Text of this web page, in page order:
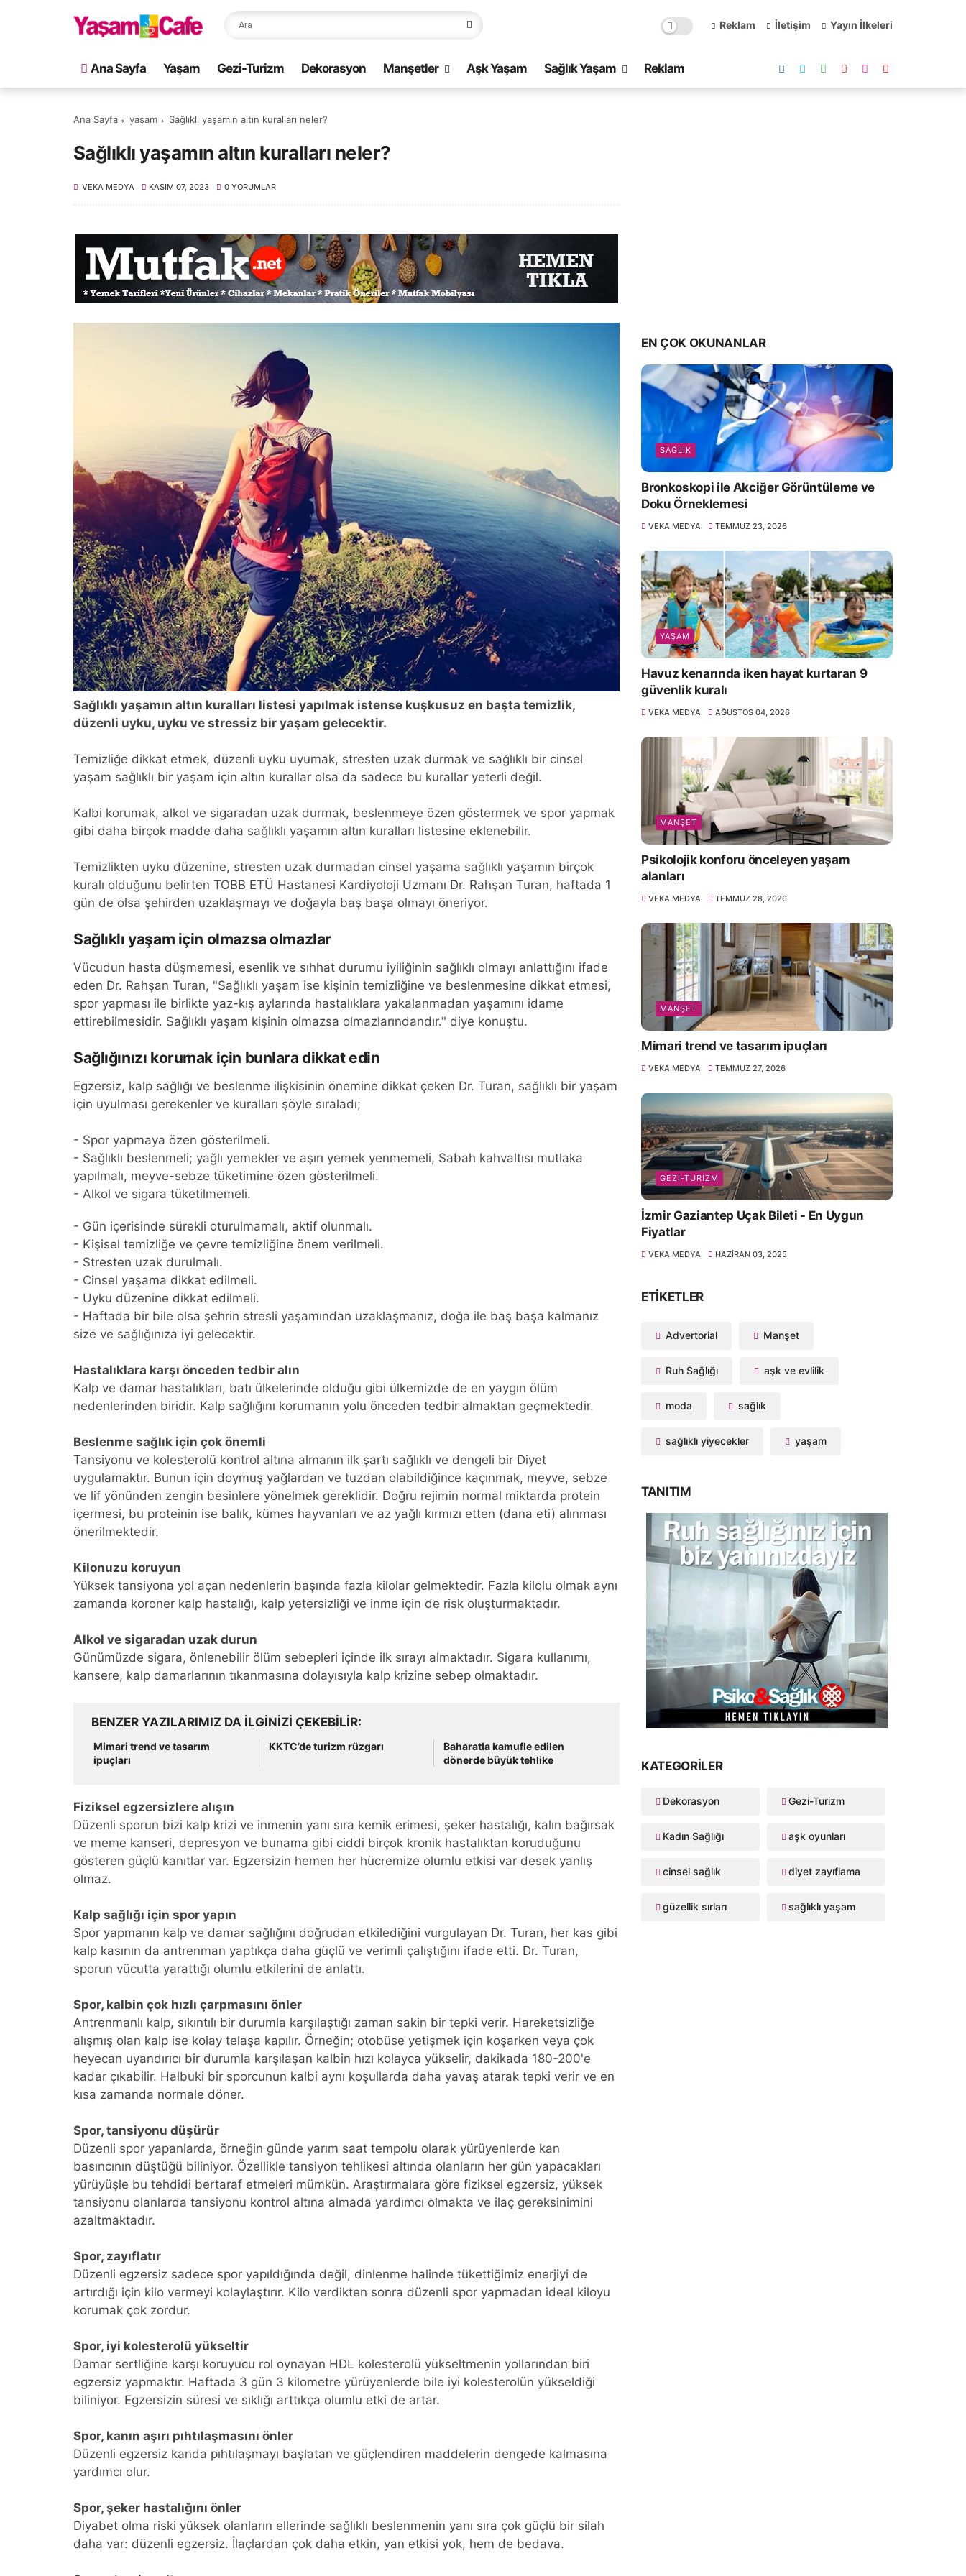
Reklam İletişim Yayın İlkeleri
Ana Sayfa Yaşam Gezi-Turizm Dekorasyon Manşetler Aşk Yaşam Sağlık Yaşam Reklam
Ana Sayfa yaşam Sağlıklı yaşamın altın kuralları neler?
Sağlıklı yaşamın altın kuralları neler?
VEKA MEDYA KASIM 07, 2023 0 YORUMLAR
Sağlıklı yaşamın altın kuralları listesi yapılmak istense kuşkusuz en başta temizlik,
düzenli uyku, uyku ve stressiz bir yaşam gelecektir.
Temizliğe dikkat etmek, düzenli uyku uyumak, stresten uzak durmak ve sağlıklı bir cinsel
yaşam sağlıklı bir yaşam için altın kurallar olsa da sadece bu kurallar yeterli değil.
Kalbi korumak, alkol ve sigaradan uzak durmak, beslenmeye özen göstermek ve spor yapmak
gibi daha birçok madde daha sağlıklı yaşamın altın kuralları listesine eklenebilir.
Temizlikten uyku düzenine, stresten uzak durmadan cinsel yaşama sağlıklı yaşamın birçok
kuralı olduğunu belirten TOBB ETÜ Hastanesi Kardiyoloji Uzmanı Dr. Rahşan Turan, haftada 1
gün de olsa şehirden uzaklaşmayı ve doğayla baş başa olmayı öneriyor.
Sağlıklı yaşam için olmazsa olmazlar
Vücudun hasta düşmemesi, esenlik ve sıhhat durumu iyiliğinin sağlıklı olmayı anlattığını ifade
eden Dr. Rahşan Turan, "Sağlıklı yaşam ise kişinin temizliğine ve beslenmesine dikkat etmesi,
spor yapması ile birlikte yaz-kış aylarında hastalıklara yakalanmadan yaşamını idame
ettirebilmesidir. Sağlıklı yaşam kişinin olmazsa olmazlarındandır." diye konuştu.
Sağlığınızı korumak için bunlara dikkat edin
Egzersiz, kalp sağlığı ve beslenme ilişkisinin önemine dikkat çeken Dr. Turan, sağlıklı bir yaşam
için uyulması gerekenler ve kuralları şöyle sıraladı;
- Spor yapmaya özen gösterilmeli.
- Sağlıklı beslenmeli; yağlı yemekler ve aşırı yemek yenmemeli, Sabah kahvaltısı mutlaka
yapılmalı, meyve-sebze tüketimine özen gösterilmeli.
- Alkol ve sigara tüketilmemeli.
- Gün içerisinde sürekli oturulmamalı, aktif olunmalı.
- Kişisel temizliğe ve çevre temizliğine önem verilmeli.
- Stresten uzak durulmalı.
- Cinsel yaşama dikkat edilmeli.
- Uyku düzenine dikkat edilmeli.
- Haftada bir bile olsa şehrin stresli yaşamından uzaklaşmanız, doğa ile baş başa kalmanız
size ve sağlığınıza iyi gelecektir.
Hastalıklara karşı önceden tedbir alın
Kalp ve damar hastalıkları, batı ülkelerinde olduğu gibi ülkemizde de en yaygın ölüm
nedenlerinden biridir. Kalp sağlığını korumanın yolu önceden tedbir almaktan geçmektedir.
Beslenme sağlık için çok önemli
Tansiyonu ve kolesterolü kontrol altına almanın ilk şartı sağlıklı ve dengeli bir Diyet
uygulamaktır. Bunun için doymuş yağlardan ve tuzdan olabildiğince kaçınmak, meyve, sebze
ve lif yönünden zengin besinlere yönelmek gereklidir. Doğru rejimin normal miktarda protein
içermesi, bu proteinin ise balık, kümes hayvanları ve az yağlı kırmızı etten (dana eti) alınması
önerilmektedir.
Kilonuzu koruyun
Yüksek tansiyona yol açan nedenlerin başında fazla kilolar gelmektedir. Fazla kilolu olmak aynı
zamanda koroner kalp hastalığı, kalp yetersizliği ve inme için de risk oluşturmaktadır.
Alkol ve sigaradan uzak durun
Günümüzde sigara, önlenebilir ölüm sebepleri içinde ilk sırayı almaktadır. Sigara kullanımı,
kansere, kalp damarlarının tıkanmasına dolayısıyla kalp krizine sebep olmaktadır.
BENZER YAZILARIMIZ DA ILGINIZI ÇEKEBILIR
Mimari trend ve tasarım
ipuçları
KKTC’de turizm rüzgarı
Baharatla kamufle edilen
dönerde büyük tehlike
Fiziksel egzersizlere alışın
Düzenli sporun bizi kalp krizi ve inmenin yanı sıra kemik erimesi, şeker hastalığı, kalın bağırsak
ve meme kanseri, depresyon ve bunama gibi ciddi birçok kronik hastalıktan koruduğunu
gösteren güçlü kanıtlar var. Egzersizin hemen her hücremize olumlu etkisi var desek yanlış
olmaz.
Kalp sağlığı için spor yapın
Spor yapmanın kalp ve damar sağlığını doğrudan etkilediğini vurgulayan Dr. Turan, her kas gibi
kalp kasının da antrenman yaptıkça daha güçlü ve verimli çalıştığını ifade etti. Dr. Turan,
sporun vücutta yarattığı olumlu etkilerini de anlattı.
Spor, kalbin çok hızlı çarpmasını önler
Antrenmanlı kalp, sıkıntılı bir durumla karşılaştığı zaman sakin bir tepki verir. Hareketsizliğe
alışmış olan kalp ise kolay telaşa kapılır. Örneğin; otobüse yetişmek için koşarken veya çok
heyecan uyandırıcı bir durumla karşılaşan kalbin hızı kolayca yükselir, dakikada 180-200'e
kadar çıkabilir. Halbuki bir sporcunun kalbi aynı koşullarda daha yavaş atarak tepki verir ve en
kısa zamanda normale döner.
Spor, tansiyonu düşürür
Düzenli spor yapanlarda, örneğin günde yarım saat tempolu olarak yürüyenlerde kan
basıncının düştüğü biliniyor. Özellikle tansiyon tehlikesi altında olanların her gün yapacakları
yürüyüşle bu tehdidi bertaraf etmeleri mümkün. Araştırmalara göre fiziksel egzersiz, yüksek
tansiyonu olanlarda tansiyonu kontrol altına almada yardımcı olmakta ve ilaç gereksinimini
azaltmaktadır.
Spor, zayıflatır
Düzenli egzersiz sadece spor yapıldığında değil, dinlenme halinde tükettiğimiz enerjiyi de
artırdığı için kilo vermeyi kolaylaştırır. Kilo verdikten sonra düzenli spor yapmadan ideal kiloyu
korumak çok zordur.
Spor, iyi kolesterolü yükseltir
Damar sertliğine karşı koruyucu rol oynayan HDL kolesterolü yükseltmenin yollarından biri
egzersiz yapmaktır. Haftada 3 gün 3 kilometre yürüyenlerde bile iyi kolesterolün yükseldiği
biliniyor. Egzersizin süresi ve sıklığı arttıkça olumlu etki de artar.
Spor, kanın aşırı pıhtılaşmasını önler
Düzenli egzersiz kanda pıhtılaşmayı başlatan ve güçlendiren maddelerin dengede kalmasına
yardımcı olur.
Spor, şeker hastalığını önler
Diyabet olma riski yüksek olanların ellerinde sağlıklı beslenmenin yanı sıra çok güçlü bir silah
daha var: düzenli egzersiz. İlaçlardan çok daha etkin, yan etkisi yok, hem de bedava.
EN ÇOK OKUNANLAR
SAĞLIK
Bronkoskopi ile Akciğer Görüntüleme ve
Doku Örneklemesi
VEKA MEDYA TEMMUZ 23, 2026
YAŞAM
Havuz kenarında iken hayat kurtaran 9
güvenlik kuralı
VEKA MEDYA AĞUSTOS 04, 2026
MANŞET
Psikolojik konforu önceleyen yaşam
alanları
VEKA MEDYA TEMMUZ 28, 2026
MANŞET
Mimari trend ve tasarım ipuçları
VEKA MEDYA TEMMUZ 27, 2026
GEZI-TURIZM
İzmir Gaziantep Uçak Bileti - En Uygun
Fiyatlar
VEKA MEDYA HAZIRAN 03, 2025
ETIKETLER
Advertorial Manşet
Ruh Sağlığı aşk ve evlilik
moda sağlık
sağlıklı yiyecekler yaşam
TANITIM
KATEGORILER
Dekorasyon Gezi-Turizm
Kadın Sağlığı aşk oyunları
cinsel sağlık diyet zayıflama
güzellik sırları sağlıklı yaşam